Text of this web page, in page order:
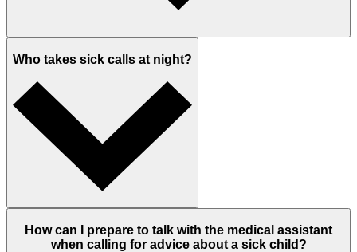
Who takes sick calls at night?
How can I prepare to talk with the medical assistant
when calling for advice about a sick child?